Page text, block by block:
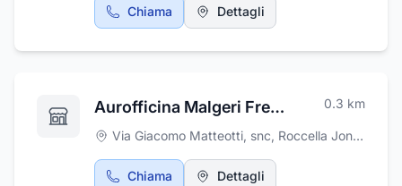
Chiama Dettagli
Aurofficina Malgeri Freancesco 0.3 km
Via Giacomo Matteotti, snc, Roccella Jonica
Chiama Dettagli